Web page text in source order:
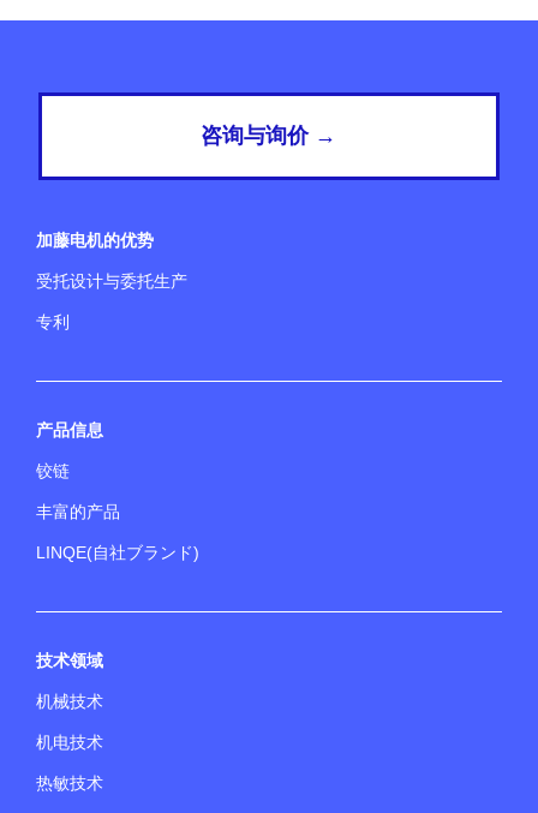
咨询与询价 →
加藤电机的优势
受托设计与委托生产
专利
产品信息
铰链
丰富的产品
LINQE(自社ブランド)
技术领域
机械技术
机电技术
热敏技术